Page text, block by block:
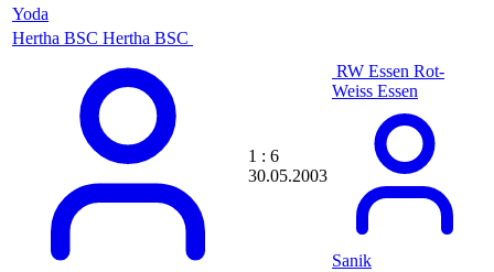
BubiSyndrom
BudSpencerNr20
Buffer
bulichamp
Bull
Bullseye
Burtonnbg
Busta
Buster
butze
Yoda
Hertha BSC Hertha BSC
1 : 6
30.05.2003
RW Essen Rot-
Weiss Essen
Sanik